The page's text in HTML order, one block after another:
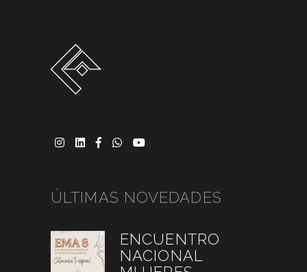
ÚLTIMAS NOVEDADES
ENCUENTRO
NACIONAL